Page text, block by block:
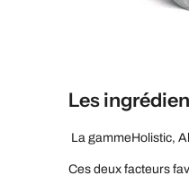
Les
La gammeHolistic,
Ces deux facteurs